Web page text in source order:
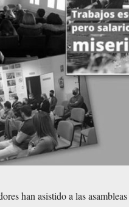
han asistido a las